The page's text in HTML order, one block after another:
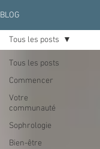
BLOG
Tous les posts
Commencer
Votre
communauté
Sophrologie
Bien-être
Tous les posts